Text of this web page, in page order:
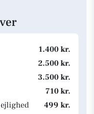
1.400 kr.
2.500 kr.
3.500 kr.
710 kr.
499 kr.